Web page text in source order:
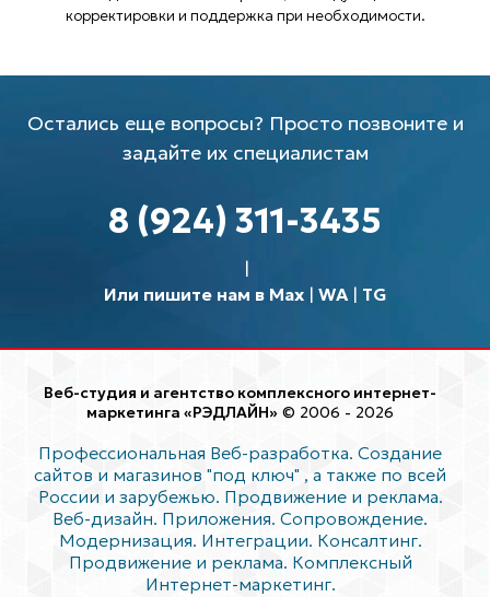
корректировки и поддержка при необходимости.
Остались еще вопросы? Просто позвоните и
задайте их специалистам
8 (924) 311-3435
Или пишите нам в Max| WA| TG
Веб-студия и агентство комплексного интернет-
маркетинга «РЭДЛАЙН» © 2006 - 2026
Профессиональная Веб-разработка. Создание
сайтов и магазинов "под ключ" , а также по всей
России и зарубежью. Продвижение и реклама.
Веб-дизайн. Приложения. Сопровождение.
Модернизация. Интеграции. Консалтинг.
Продвижение и реклама. Комплексный
Интернет-маркетинг.